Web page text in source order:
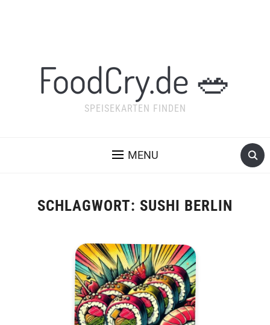
FoodCry.de 🥗
SPEISEKARTEN FINDEN
MENU
SCHLAGWORT: SUSHI BERLIN